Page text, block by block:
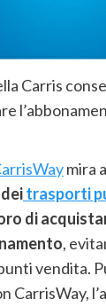
Carris
mira a
trasporti
di
,
vendita.
CarrisWay,